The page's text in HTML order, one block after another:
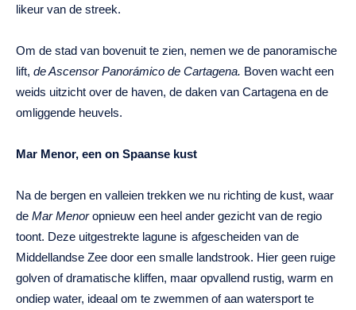
likeur van de streek.
Om de stad van bovenuit te zien, nemen we de panoramische
lift, de Ascensor Panorámico de Cartagena. Boven wacht een
weids uitzicht over de haven, de daken van Cartagena en de
omliggende heuvels.
Mar Menor, een on Spaanse kust
Na de bergen en valleien trekken we nu richting de kust, waar
de Mar Menor opnieuw een heel ander gezicht van de regio
toont. Deze uitgestrekte lagune is afgescheiden van de
Middellandse Zee door een smalle landstrook. Hier geen ruige
golven of dramatische kliffen, maar opvallend rustig, warm en
ondiep water, ideaal om te zwemmen of aan watersport te